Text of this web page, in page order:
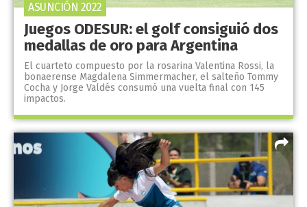
Juegos ODESUR: el golf consiguió dos
medallas de oro para Argentina
El cuarteto compuesto por la rosarina Valentina Rossi, la
bonaerense Magdalena Simmermacher, el salteño Tommy
Cocha y Jorge Valdés consumó una vuelta final con 145
impactos.
ASUNCIÓN 2022